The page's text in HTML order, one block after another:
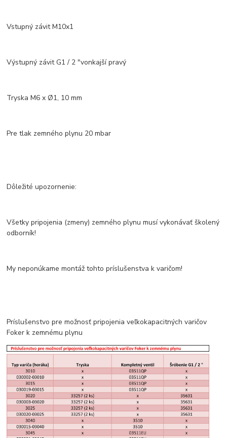
Vstupný závit M10x1
Výstupný závit G1 / 2 "vonkajší pravý
Tryska M6 x Ø1, 10 mm
Pre tlak zemného plynu 20 mbar
Dôležité upozornenie:
Všetky pripojenia (zmeny) zemného plynu musí vykonávať školený
odborník!
My neponúkame montáž tohto príslušenstva k varičom!
Príslušenstvo pre možnosť pripojenia veľkokapacitných varičov
Foker k zemnému plynu